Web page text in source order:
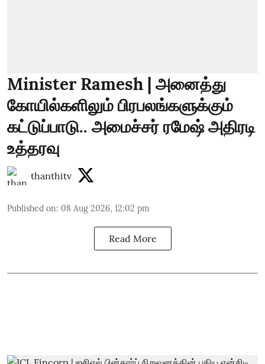
Minister Ramesh | அனைத்து
கோயில்களிலும் பிரபலங்களுக்கும்
கட்டுப்பாடு.. அமைச்சர் ரமேஷ் அதிரடி
உத்தரவு
thanthitv
Published on: 08 Aug 2026, 12:02 pm
Read More